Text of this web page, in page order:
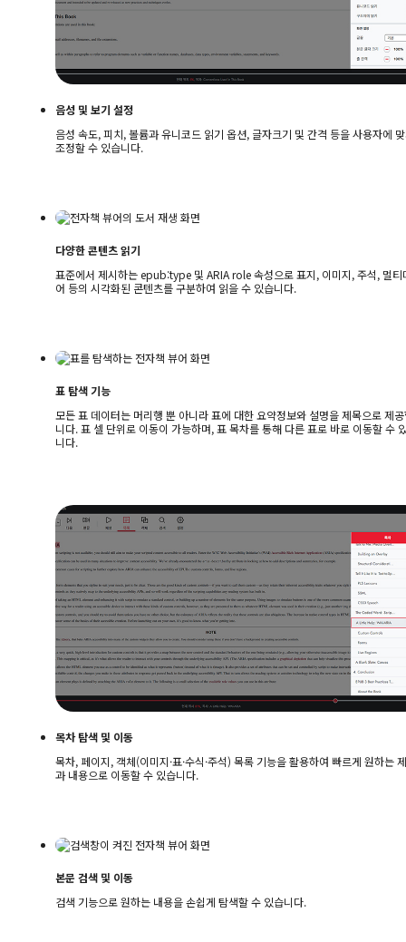
음성 및 보기 설정
음성 속도, 피치, 볼륨과 유니코드 읽기 옵션, 글자크기 및 간격 등을 사용자에
조정할 수 있습니다.
다양한 콘텐츠 읽기
표준에서 제시하는 epub:type 및 ARIA role 속성으로 표지, 이미지, 주석, 멀티
어 등의 시각화된 콘텐츠를 구분하여 읽을 수 있습니다.
표 탐색 기능
모든 표 데이터는 머리행 뿐 아니라 표에 대한 요약정보와 설명을 제목으로 제
니다. 표 셀 단위로 이동이 가능하며, 표 목차를 통해 다른 표로 바로 이동할 수
니다.
목차 탐색 및 이동
목차, 페이지, 객체(이미지·표·수식·주석) 목록 기능을 활용하여 빠르게 원하는
과 내용으로 이동할 수 있습니다.
본문 검색 및 이동
검색 기능으로 원하는 내용을 손쉽게 탐색할 수 있습니다.